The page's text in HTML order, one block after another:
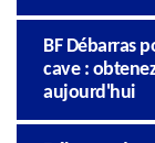
BF Débarras
cave :
aujourd'hui